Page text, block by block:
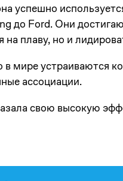
успешно
до Ford. Они
на плаву, но и
в мире устраиваются
ассоциации.
свою высокую